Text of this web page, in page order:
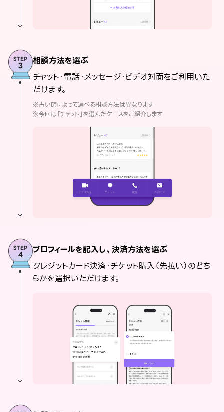
相談方法を選ぶ
チャット・電話・メッセージ・ビデオ対面をご利用いた
だけます。
※占い師によって選べる相談方法は異なります
※今回は「チャット」を選んだケースをご紹介します
プロフィールを記入し、決済方法を選ぶ
クレジットカード決済・チケット購入（先払い）のどち
らかを選択いただけます。